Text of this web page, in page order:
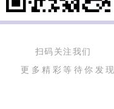
扫码关注我们
更多精彩等待你发现